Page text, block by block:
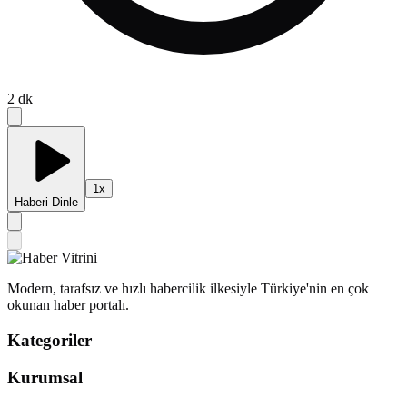
2 dk
Haberi Dinle
1x
Modern, tarafsız ve hızlı habercilik ilkesiyle Türkiye'nin en çok
okunan haber portalı.
Kategoriler
Kurumsal